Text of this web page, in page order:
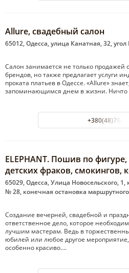
Allure, свадебный салон
65012, Одесса, улица Канатная, 32,
Салон занимается не только продажей
брендов, но также предлагает услуги
проката платьев в Одессе. «Allure»
запоминающимся днем в жизни. Ничто
+380(48)794-
ELEPHANT. Пошив по
детских фраков, смокингов,
65029, Одесса, Улица Новосельского,
№ 28, конечная остановка
Создание вечерней, свадебной и
ответственное дело, которое
лучшим мастерам. Ведь в
юбилей или любое другое
особенно красиво….